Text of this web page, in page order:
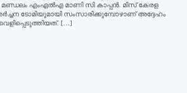
മണ്ഡലം എംഎല്‍എ മാണി സി കാപ്പന്‍. മിസ് കേരള
ടോമിയുമായി സംസാരിക്കുമ്പോഴാണ് അദ്ദേഹം
[…]